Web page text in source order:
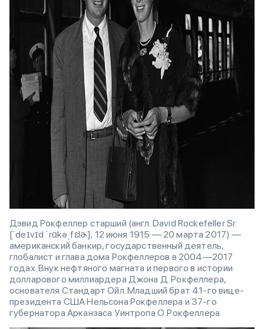
Дэвид Рокфеллер старший (англ. David Rockefeller Sr.
[ˈdeɪvɪd ˈrɑkəˌfɛlɚ]; 12 июня 1915 — 20 марта 2017) —
американский банкир, государственный деятель,
глобалист и глава дома Рокфеллеров в 2004—2017
годах. Внук нефтяного магната и первого в истории
долларового миллиардера Джона Д. Рокфеллера,
основателя Стандарт Ойл. Младший брат 41-го вице-
президента США Нельсона Рокфеллера и 37-го
губернатора Арканзаса Уинтропа О. Рокфеллера.